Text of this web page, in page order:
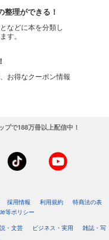
整理ができる！
などに本を分類し
す。
お得なクーポン情報
プで188万冊以上配信中！
採用情報 利用規約
特商法の表
等ポリシー
・文芸 ビジネス・実用
雑誌・写